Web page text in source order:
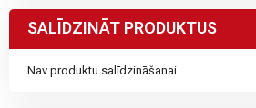
SALĪDZINĀT PRODUKTUS
Nav produktu salīdzināšanai.